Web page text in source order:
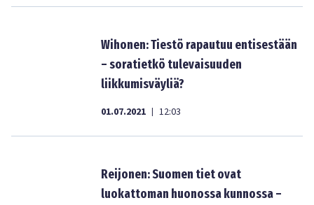
Wihonen: Tiestö rapautuu entisestään
– soratietkö tulevaisuuden
liikkumisväyliä?
01.07.2021 | 12:03
Reijonen: Suomen tiet ovat
luokattoman huonossa kunnossa –